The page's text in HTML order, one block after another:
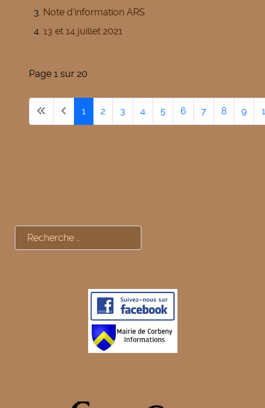
Note d'information ARS
13 et 14 juillet 2021
Page 1 sur 20
1 2 3 4 5 6 7 8 9
Rechercher